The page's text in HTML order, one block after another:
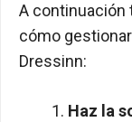
A continuación
cómo
Dressinn:
Haz la